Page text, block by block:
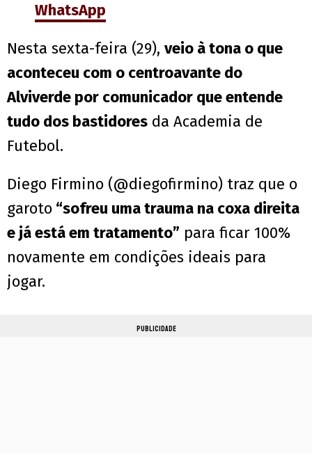
WhatsApp
Nesta sexta-feira (29), veio à tona o que
aconteceu com o centroavante do
Alviverde por comunicador que entende
tudo dos bastidores da Academia de
Futebol.
Diego Firmino (@diegofirmino) traz que o
garoto “sofreu uma trauma na coxa direita
e já está em tratamento” para ficar 100%
novamente em condições ideais para
jogar.
PUBLICIDADE